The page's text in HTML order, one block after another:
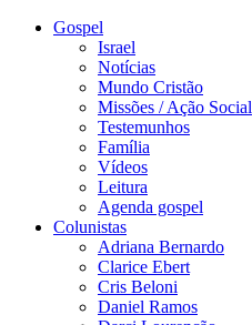
Gospel
Israel
Notícias
Mundo Cristão
Missões / Ação Social
Testemunhos
Família
Vídeos
Leitura
Agenda gospel
Colunistas
Adriana Bernardo
Clarice Ebert
Cris Beloni
Daniel Ramos